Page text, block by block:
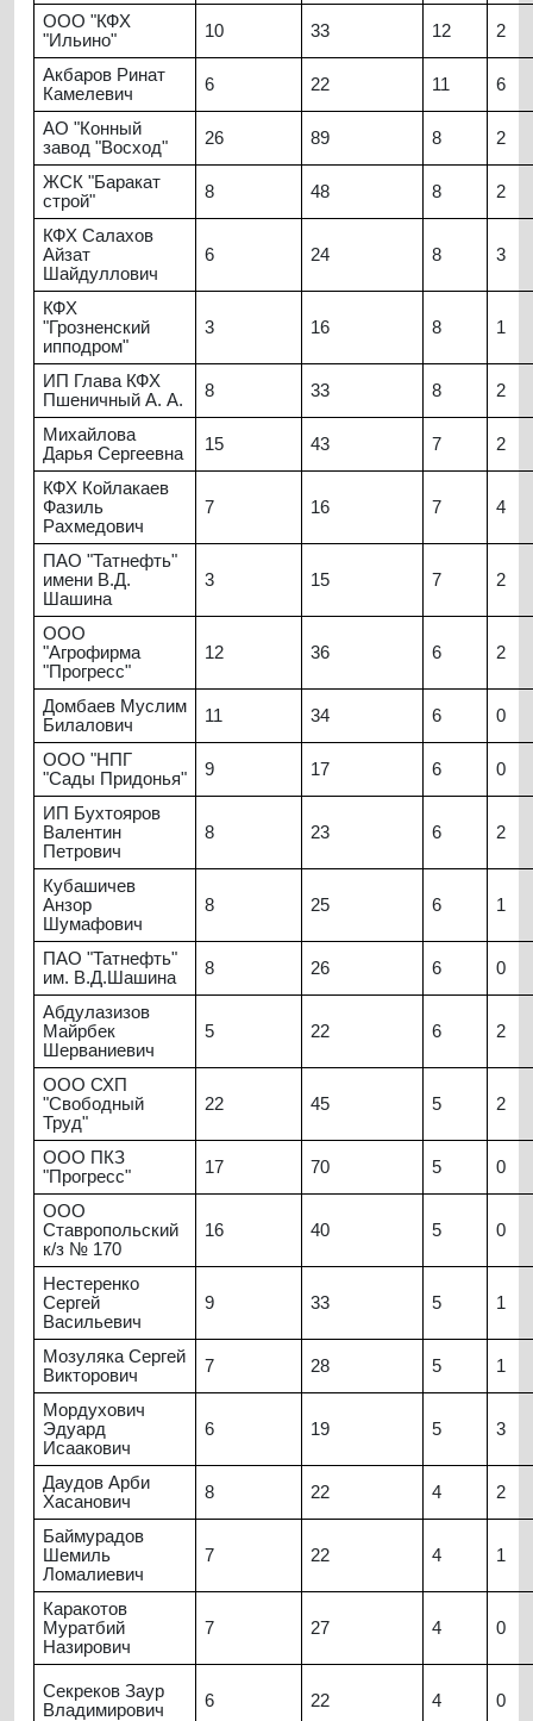
ООО "КФХ
"Ильино"
10 33 12 2
Акбаров Ринат
Камелевич
6 22 11 6
АО "Конный
завод "Восход"
26 89 8 2
ЖСК "Баракат
строй"
8 48 8 2
КФХ Салахов
Айзат
Шайдуллович
6 24 8 3
КФХ
"Грозненский
ипподром"
3 16 8 1
ИП Глава КФХ
Пшеничный А. А.
8 33 8 2
Михайлова
Дарья Сергеевна
15 43 7 2
КФХ Койлакаев
Фазиль
Рахмедович
7 16 7 4
ПАО "Татнефть"
имени В.Д.
Шашина
3 15 7 2
ООО
"Агрофирма
"Прогресс"
12 36 6 2
Домбаев Муслим
Билалович
11 34 6 0
ООО "НПГ
"Сады Придонья"
9 17 6 0
ИП Бухтояров
Валентин
Петрович
8 23 6 2
Кубашичев
Анзор
Шумафович
8 25 6 1
ПАО "Татнефть"
им. В.Д.Шашина
8 26 6 0
Абдулазизов
Майрбек
Шерваниевич
5 22 6 2
ООО СХП
"Свободный
Труд"
22 45 5 2
ООО ПКЗ
"Прогресс"
17 70 5 0
ООО
Ставропольский
к/з № 170
16 40 5 0
Нестеренко
Сергей
Васильевич
9 33 5 1
Мозуляка Сергей
Викторович
7 28 5 1
Мордухович
Эдуард
Исаакович
6 19 5 3
Даудов Арби
Хасанович
8 22 4 2
Баймурадов
Шемиль
Ломалиевич
7 22 4 1
Каракотов
Муратбий
Назирович
7 27 4 0
Секреков Заур
Владимирович
6 22 4 0